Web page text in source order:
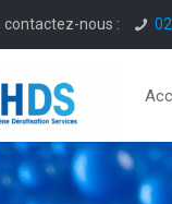
contactez-nous :